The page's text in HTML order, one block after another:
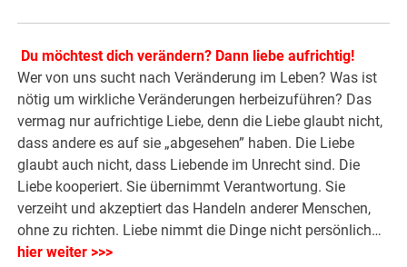
Du möchtest dich verändern? Dann liebe aufrichtig!
Wer von uns sucht nach Veränderung im Leben? Was ist
nötig um wirkliche Veränderungen herbeizuführen? Das
vermag nur aufrichtige Liebe, denn die Liebe glaubt nicht,
dass andere es auf sie „abgesehen” haben. Die Liebe
glaubt auch nicht, dass Liebende im Unrecht sind. Die
Liebe kooperiert. Sie übernimmt Verantwortung. Sie
verzeiht und akzeptiert das Handeln anderer Menschen,
ohne zu richten. Liebe nimmt die Dinge nicht persönlich…
hier weiter >>>